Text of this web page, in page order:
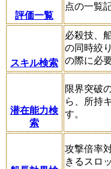
評価一覧
点の一覧
スキル検索
必殺技、
の同時絞
の際に必
潜在能力検
索
限界突破
ら、所持
す。
攻撃倍率
きるスロ